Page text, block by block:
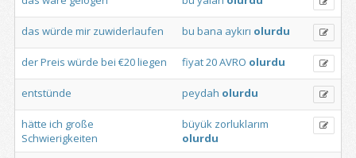
das würde mir zuwiderlaufen bu bana aykırı olurdu
derPreis würde bei €20liegen fiyat20AVRO olurdu
entstünde peydah olurdu
hätte ich große
Schwierigkeiten
büyük zorluklarım
olurdu